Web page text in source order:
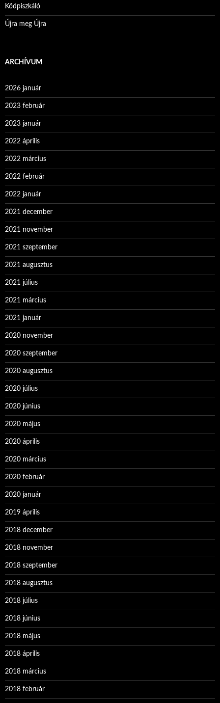
Ködpiszkáló
Újra meg Újra
ARCHÍVUM
2026 január
2023 február
2023 január
2022 április
2022 március
2022 február
2022 január
2021 december
2021 november
2021 szeptember
2021 augusztus
2021 július
2021 március
2021 január
2020 november
2020 szeptember
2020 augusztus
2020 július
2020 június
2020 május
2020 április
2020 március
2020 február
2020 január
2019 április
2018 december
2018 november
2018 szeptember
2018 augusztus
2018 július
2018 június
2018 május
2018 április
2018 március
2018 február